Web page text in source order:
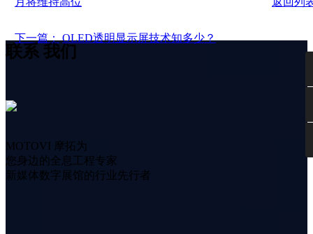
下一篇： OLED透明显示屏技术知多少？
联系 我们
MOTOVI 摩拓为
您身边的全息工程专家
新媒体数字展馆的行业先行者